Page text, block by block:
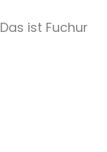
Das ist Fuchur